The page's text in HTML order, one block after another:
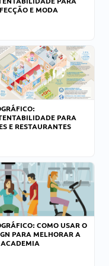
E MODA
PARA
E RESTAURANTES
COMO USAR O
PARA MELHORAR A